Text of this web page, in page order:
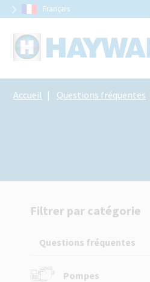
Français
Accueil Questions fréquentes
Filtrer par catégorie
Questions fréquentes
Pompes
Panneau de gestion des cookies